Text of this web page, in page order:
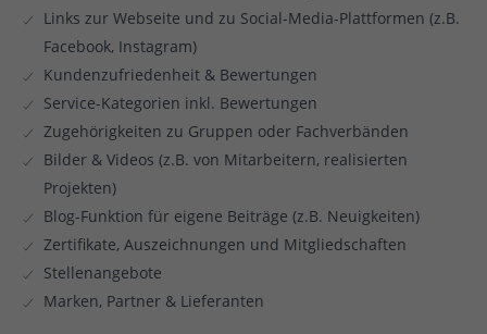
Links zur Webseite und zu Social-Media-Plattformen (z.B.
Facebook, Instagram)
Kundenzufriedenheit & Bewertungen
Service-Kategorien inkl. Bewertungen
Zugehörigkeiten zu Gruppen oder Fachverbänden
Bilder & Videos (z.B. von Mitarbeitern, realisierten
Projekten)
Blog-Funktion für eigene Beiträge (z.B. Neuigkeiten)
Zertifikate, Auszeichnungen und Mitgliedschaften
Stellenangebote
Marken, Partner & Lieferanten